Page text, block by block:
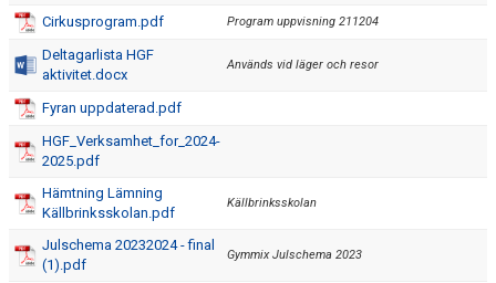
Cirkusprogram.pdf
Program uppvisning 211204
Deltagarlista HGF
aktivitet.docx
Används vid läger och resor
Fyran uppdaterad.pdf
HGF_Verksamhet_for_2024-
2025.pdf
Hämtning Lämning
Källbrinksskolan.pdf
Källbrinksskolan
Julschema 20232024 - final
(1).pdf
Gymmix Julschema 2023